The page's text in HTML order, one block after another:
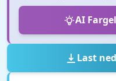
AI
Last ned